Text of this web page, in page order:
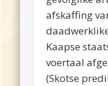
afskaffing
Kaapse
voertaal
(Skotse